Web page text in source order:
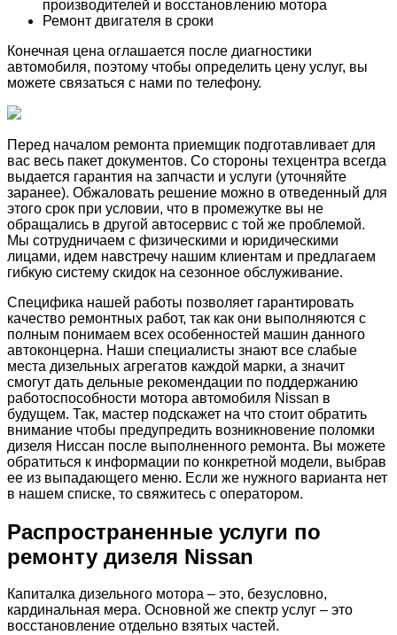
производителей и восстановлению мотора
Ремонт двигателя в сроки
Конечная цена оглашается после диагностики
автомобиля, поэтому чтобы определить цену услуг, вы
можете связаться с нами по телефону.
Перед началом ремонта приемщик подготавливает для
вас весь пакет документов. Со стороны техцентра всегда
выдается гарантия на запчасти и услуги (уточняйте
заранее). Обжаловать решение можно в отведенный для
этого срок при условии, что в промежутке вы не
обращались в другой автосервис с той же проблемой.
Мы сотрудничаем с физическими и юридическими
лицами, идем навстречу нашим клиентам и предлагаем
гибкую систему скидок на сезонное обслуживание.
Специфика нашей работы позволяет гарантировать
качество ремонтных работ, так как они выполняются с
полным понимаем всех особенностей машин данного
автоконцерна. Наши специалисты знают все слабые
места дизельных агрегатов каждой марки, а значит
смогут дать дельные рекомендации по поддержанию
работоспособности мотора автомобиля Nissan в
будущем. Так, мастер подскажет на что стоит обратить
внимание чтобы предупредить возникновение поломки
дизеля Ниссан после выполненного ремонта. Вы можете
обратиться к информации по конкретной модели, выбрав
ее из выпадающего меню. Если же нужного варианта нет
в нашем списке, то свяжитесь с оператором.
Распространенные услуги по
ремонту дизеля Nissan
Капиталка дизельного мотора – это, безусловно,
кардинальная мера. Основной же спектр услуг – это
восстановление отдельно взятых частей.